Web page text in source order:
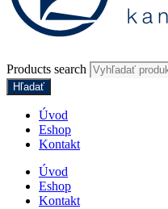
Products search
Hľadať
Úvod
Eshop
Kontakt
Úvod
Eshop
Kontakt